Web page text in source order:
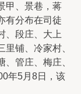
甲、景巷，蒋
有分布在司徒
、段庄、大上
铺、冷家村、
管庄、梅庄、
年5月8日，该